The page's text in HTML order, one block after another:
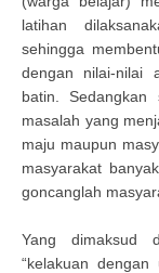
latihan
sehingga
dengan nilai-nilai
batin.
masalah yang
maju maupun
masyarakat
goncanglah
Yang dimaksud
“kelakuan dengan